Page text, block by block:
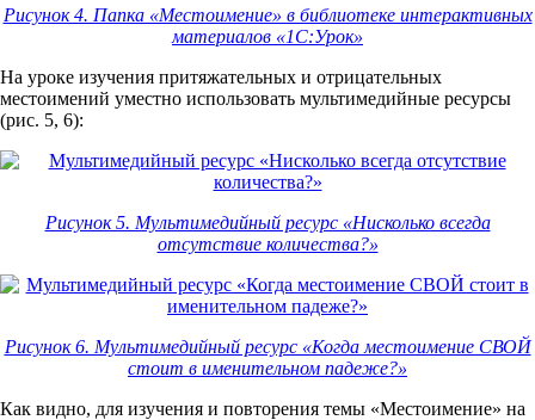
Рисунок 4. Папка «Местоимение» в библиотеке интерактивных
материалов «1С:Урок»
На уроке изучения притяжательных и отрицательных
местоимений уместно использовать мультимедийные ресурсы
(рис. 5, 6):
Рисунок 5. Мультимедийный ресурс «Нисколько всегда
отсутствие количества?»
Рисунок 6. Мультимедийный ресурс «Когда местоимение СВОЙ
стоит в именительном падеже?»
Как видно, для изучения и повторения темы «Местоимение» на